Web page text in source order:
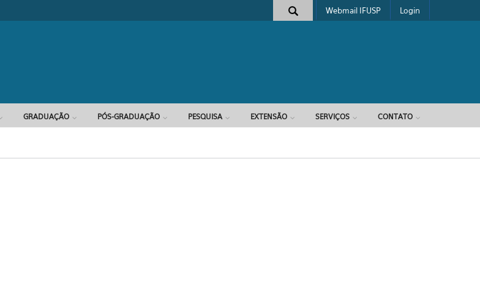
Formulário de busca
Webmail IFUSP Login
GRADUAÇÃO PÓS-GRADUAÇÃO PESQUISA EXTENSÃO SERVIÇOS CONTATO